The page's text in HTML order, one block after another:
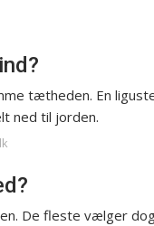
tætheden. En
ned til jorden.
De fleste vælger